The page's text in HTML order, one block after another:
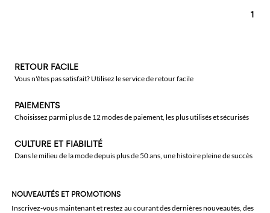
1
RETOUR FACILE
Vous n'êtes pas satisfait? Utilisez le service de retour facile
PAIEMENTS
Choisissez parmi plus de 12 modes de paiement, les plus utilisés et sécurisés
CULTURE ET FIABILITÉ
Dans le milieu de la mode depuis plus de 50 ans, une histoire pleine de succès
NOUVEAUTÉS ET PROMOTIONS
Inscrivez-vous maintenant et restez au courant des dernières nouveautés, des